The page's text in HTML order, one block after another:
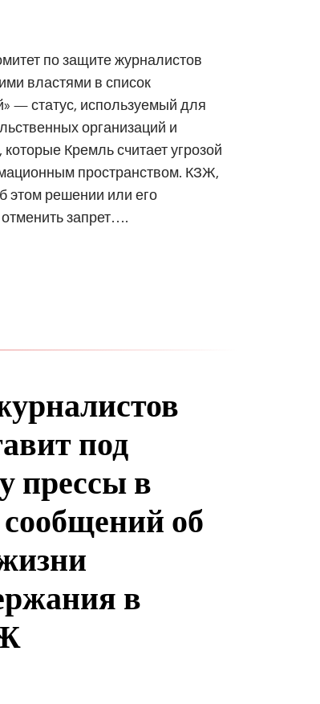
по защите журналистов
властями в список
— статус, используемый для
организаций и
Кремль считает угрозой
пространством. КЗЖ,
этом решении или его
запрет….
под
прессы в
об
в